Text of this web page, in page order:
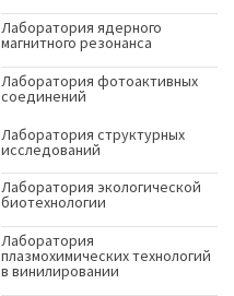
Лаборатория ядерного
магнитного резонанса
Лаборатория фотоактивных
соединений
Лаборатория структурных
исследований
Лаборатория экологической
биотехнологии
Лаборатория
плазмохимических технологий
в винилировании